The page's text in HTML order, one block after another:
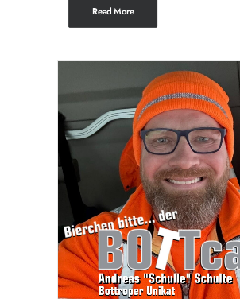
Read More